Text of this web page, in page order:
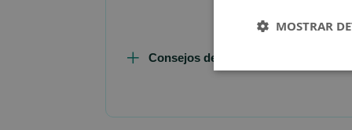
Consejos de Compra Producto
MOSTRAR